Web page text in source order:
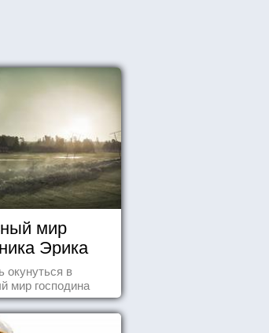
мир
Эрика
окунуться в
мир господина